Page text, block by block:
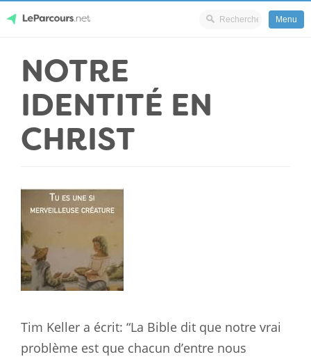
content
LeParcours.net
Menu
NOTRE
IDENTITÉ EN
CHRIST
Tim Keller a écrit: “La Bible dit que notre vrai
problème est que chacun d’entre nous